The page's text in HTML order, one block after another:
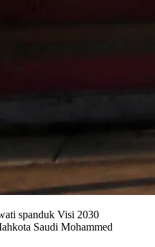
spanduk Visi 2030
Saudi Mohammed